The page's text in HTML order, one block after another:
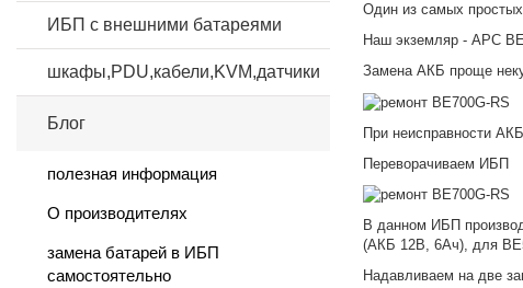
ИБП с внешними батареями
шкафы,PDU,кабели,KVM,датчики
Блог
полезная информация
О производителях
замена батарей в ИБП
самостоятельно
Один из самых
Наш экземляр - APC
Замена АКБ проще
При неисправности
Переворачиваем ИБП
В данном ИБП
(АКБ 12В, 6Ач), для
Надавливаем на две